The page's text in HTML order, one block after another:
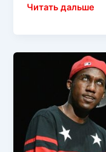
Hopsin
коллаборацию
Эминемом
называет
его
«Rap
Читать дальше